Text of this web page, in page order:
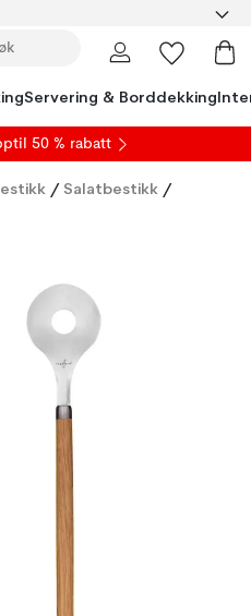
Servering & Borddekking
50 % rabatt
/ Salatbestikk /